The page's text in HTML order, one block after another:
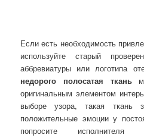
Если есть необходимость
используйте старый
аббревиатуры или логотипа
недорого полосатая ткань
оригинальным элементом
выборе узора, такая ткань
положительные эмоции у
попросите исполнителя